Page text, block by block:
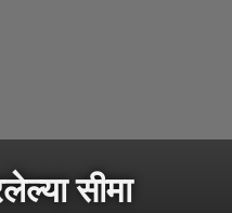
सीमा